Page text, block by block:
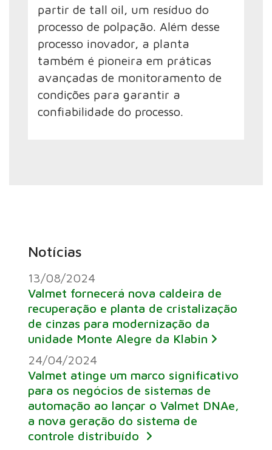
partir de tall oil, um resíduo do
processo de polpação. Além desse
processo inovador, a planta
também é pioneira em práticas
avançadas de monitoramento de
condições para garantir a
confiabilidade do processo.
Notícias
13/08/2024
Valmet fornecerá nova caldeira de
recuperação e planta de cristalização
de cinzas para modernização da
unidade Monte Alegre da Klabin
24/04/2024
Valmet atinge um marco significativo
para os negócios de sistemas de
automação ao lançar o Valmet DNAe,
a nova geração do sistema de
controle distribuído